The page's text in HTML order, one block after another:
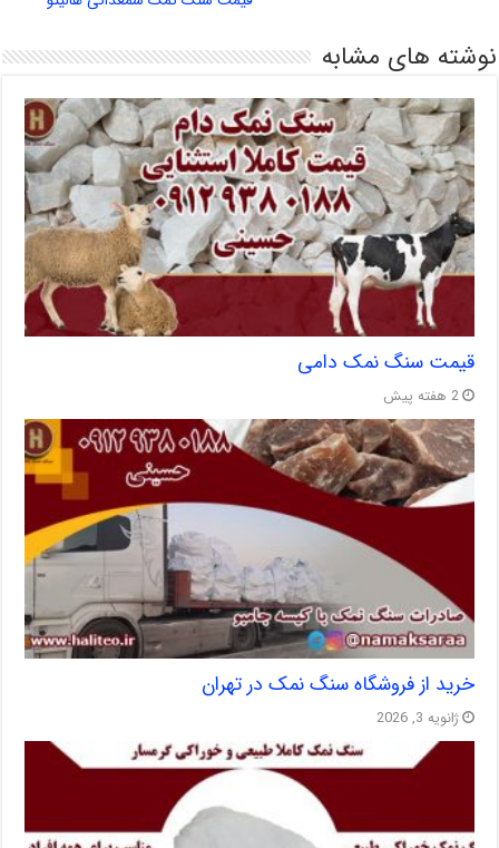
نوشته های مشابه
قیمت سنگ نمک دامی
2 هفته پیش
خرید از فروشگاه سنگ نمک در تهران
ژانویه 3, 2026